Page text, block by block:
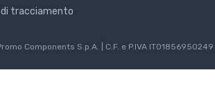
tracciamento
Components S.p.A. | C.F. e P.IVA